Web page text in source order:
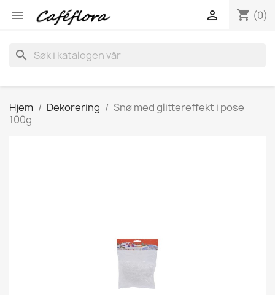
 shopping_cart (0)

search
Hjem Dekorering
Snø med glittereffekt i pose
100g